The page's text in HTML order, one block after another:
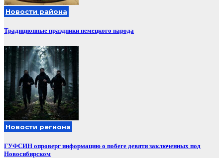
Новости района
Традиционные праздники немецкого народа
Новости региона
ГУФСИН опроверг информацию о побеге девяти заключенных под
Новосибирском